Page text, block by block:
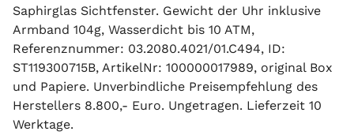
Saphirglas Sichtfenster. Gewicht der Uhr inklusive
Armband 104g, Wasserdicht bis 10 ATM,
Referenznummer: 03.2080.4021/01.C494, ID:
ST119300715B, ArtikelNr: 100000017989, original Box
und Papiere. Unverbindliche Preisempfehlung des
Herstellers 8.800,- Euro. Ungetragen. Lieferzeit 10
Werktage.